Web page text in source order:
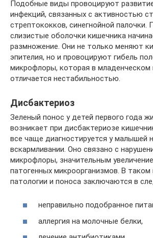
Подобные виды провоцируют
инфекций, связанных с активностью
стрептококков, синегнойной палочки.
слизистые оболочки кишечника
размножение. Они не только меняют
эпителия, но и провоцируют гибель
микрофлоры, которая в младенческом
отличается нестабильностью.
Дисбактериоз
Зеленый понос у детей первого года
возникает при дисбактериозе
все чаще диагностируется у малышей
вскармливании. Оно связано с
микрофлоры, значительным
патогенных микроорганизмов. В таком
патологии и поноса заключаются в
неправильно подобранное
аллергия на молочные белки,